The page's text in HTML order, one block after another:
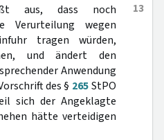
13
aus, dass noch
Verurteilung wegen
tragen würden,
und ändert den
Anwendung
des § 265StPO
sich der Angeklagte
hätte verteidigen